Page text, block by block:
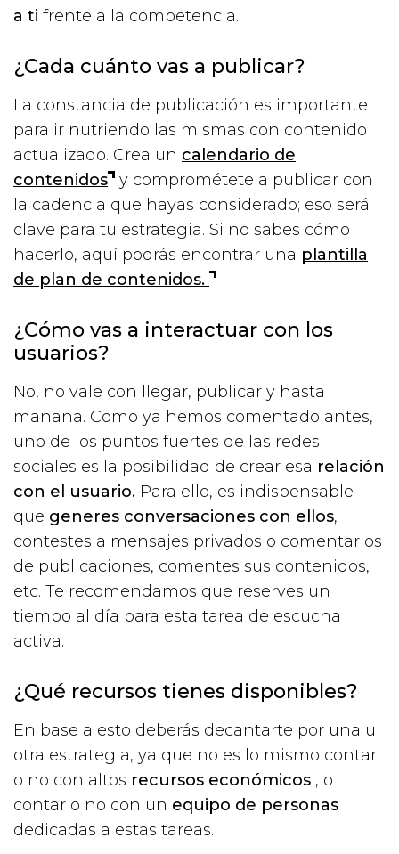
a ti frente a la competencia.
¿Cada cuánto vas a publicar?
La constancia de publicación es importante
para ir nutriendo las mismas con contenido
actualizado. Crea un calendario de
contenidos y comprométete a publicar con
la cadencia que hayas considerado; eso será
clave para tu estrategia. Si no sabes cómo
hacerlo, aquí podrás encontrar una plantilla
de plan de contenidos.
¿Cómo vas a interactuar con los
usuarios?
No, no vale con llegar, publicar y hasta
mañana. Como ya hemos comentado antes,
uno de los puntos fuertes de las redes
sociales es la posibilidad de crear esa relación
con el usuario. Para ello, es indispensable
que generes conversaciones con ellos,
contestes a mensajes privados o comentarios
de publicaciones, comentes sus contenidos,
etc. Te recomendamos que reserves un
tiempo al día para esta tarea de escucha
activa.
¿Qué recursos tienes disponibles?
En base a esto deberás decantarte por una u
otra estrategia, ya que no es lo mismo contar
o no con altos recursos económicos , o
contar o no con un equipo de personas
dedicadas a estas tareas.